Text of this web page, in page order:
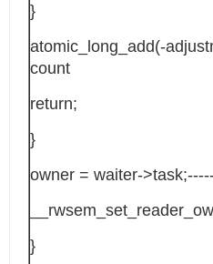
}
atomic_long_add(-
count
return;
}
owner = waiter-
}